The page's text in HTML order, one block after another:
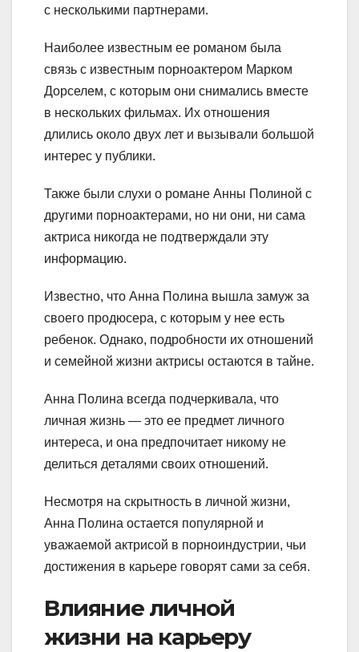
с несколькими партнерами.
Наиболее известным ее романом была
связь с известным порноактером Марком
Дорселем, с которым они снимались вместе
в нескольких фильмах. Их отношения
длились около двух лет и вызывали большой
интерес у публики.
Также были слухи о романе Анны Полиной с
другими порноактерами, но ни они, ни сама
актриса никогда не подтверждали эту
информацию.
Известно, что Анна Полина вышла замуж за
своего продюсера, с которым у нее есть
ребенок. Однако, подробности их отношений
и семейной жизни актрисы остаются в тайне.
Анна Полина всегда подчеркивала, что
личная жизнь — это ее предмет личного
интереса, и она предпочитает никому не
делиться деталями своих отношений.
Несмотря на скрытность в личной жизни,
Анна Полина остается популярной и
уважаемой актрисой в порноиндустрии, чьи
достижения в карьере говорят сами за себя.
Влияние личной
жизни на карьеру